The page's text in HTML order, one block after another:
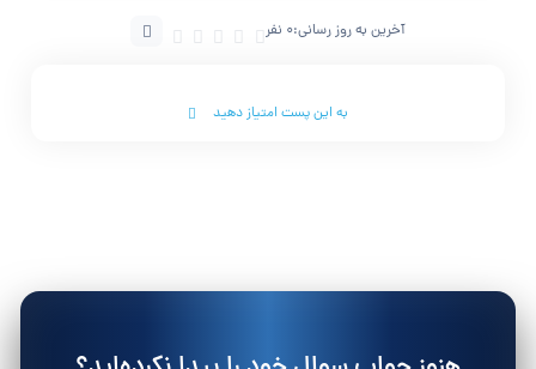
آخرین به روز رسانی:0 نفر
به این پست امتیاز دهید